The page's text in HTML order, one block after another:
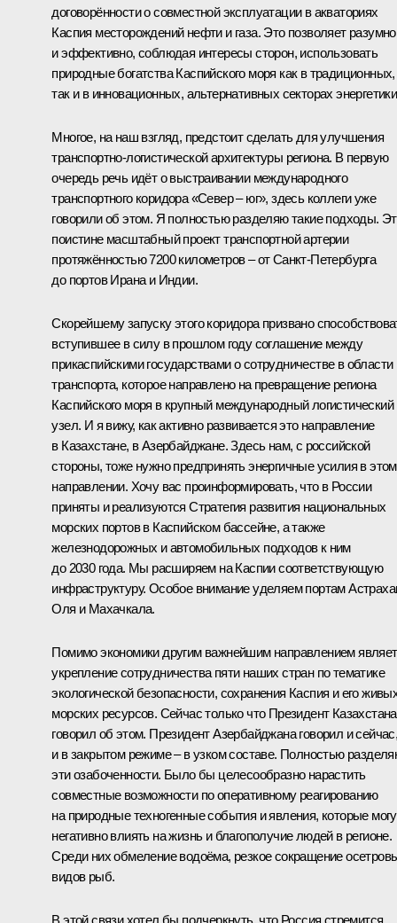
договорённости о совместной эксплуатации в акваториях
Каспия месторождений нефти и газа. Это позволяет разумно
и эффективно, соблюдая интересы сторон, использовать
природные богатства Каспийского моря как в традиционных,
так и в инновационных, альтернативных секторах
Многое, на наш взгляд, предстоит сделать для улучшения
транспортно-логистической архитектуры региона. В первую
очередь речь идёт о выстраивании международного
транспортного коридора «Север – юг», здесь коллеги уже
говорили об этом. Я полностью разделяю такие подходы.
поистине масштабный проект транспортной артерии
протяжённостью 7200 километров – от Санкт-Петербурга
до портов Ирана и Индии.
Скорейшему запуску этого коридора призвано
вступившее в силу в прошлом году соглашение между
прикаспийскими государствами о сотрудничестве в области
транспорта, которое направлено на превращение региона
Каспийского моря в крупный международный логистический
узел. И я вижу, как активно развивается это направление
в Казахстане, в Азербайджане. Здесь нам, с российской
стороны, тоже нужно предпринять энергичные усилия в этом
направлении. Хочу вас проинформировать, что в России
приняты и реализуются Стратегия развития национальных
морских портов в Каспийском бассейне, а также
железнодорожных и автомобильных подходов к ним
до 2030 года. Мы расширяем на Каспии соответствующую
инфраструктуру. Особое внимание уделяем портам
Оля и Махачкала.
Помимо экономики другим важнейшим направлением
укрепление сотрудничества пяти наших стран по тематике
экологической безопасности, сохранения Каспия и его
морских ресурсов. Сейчас только что Президент Казахстана
говорил об этом. Президент Азербайджана говорил и
и в закрытом режиме – в узком составе. Полностью
эти озабоченности. Было бы целесообразно нарастить
совместные возможности по оперативному реагированию
на природные техногенные события и явления, которые
негативно влиять на жизнь и благополучие людей в регионе.
Среди них обмеление водоёма, резкое сокращение
видов рыб.
В этой связи хотел бы подчеркнуть, что Россия стремится